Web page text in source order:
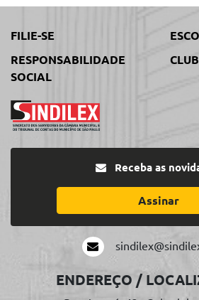
FILIE-SE
RESPONSABILIDADE
SOCIAL
Receba as
Assinar
ENDEREÇO /